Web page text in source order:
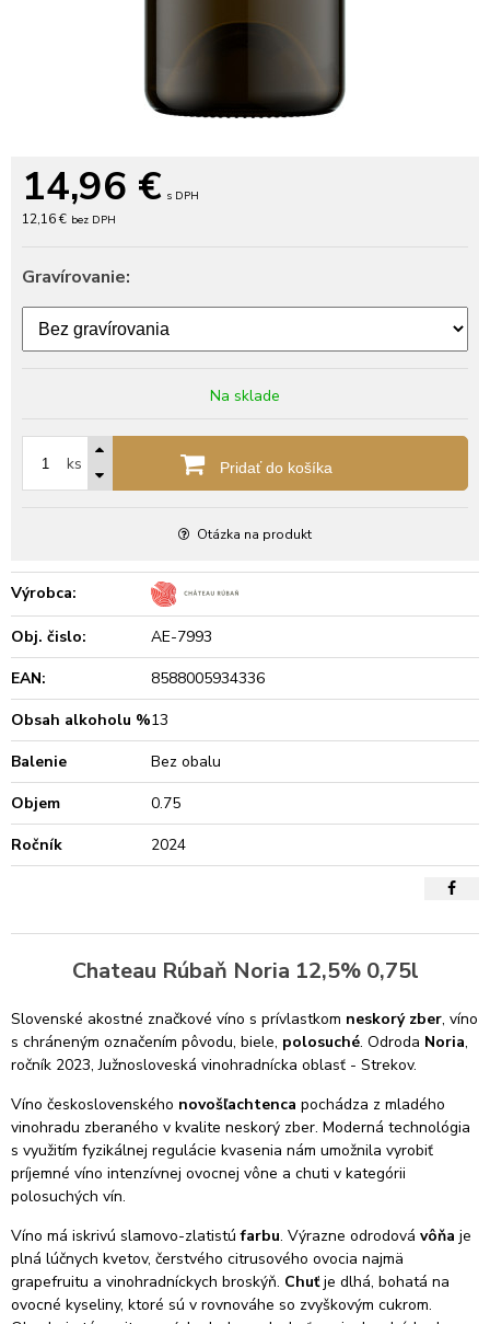
14,96 € s DPH
12,16 € bez DPH
Gravírovanie:
Na sklade
ks Pridať do košíka
Otázka na produkt
Výrobca:
Obj. čislo:
AE-7993
EAN:
8588005934336
Obsah alkoholu %13
Balenie
Bez obalu
Objem
0.75
Ročník
2024
Chateau Rúbaň Noria 12,5% 0,75l
Slovenské akostné značkové víno s prívlastkom neskorý zber, víno
s chráneným označením pôvodu, biele, polosuché. Odroda Noria,
ročník 2023, Južnosloveská vinohradnícka oblasť - Strekov.
Víno československého novošľachtenca pochádza z mladého
vinohradu zberaného v kvalite neskorý zber. Moderná technológia
s využitím fyzikálnej regulácie kvasenia nám umožnila vyrobiť
príjemné víno intenzívnej ovocnej vône a chuti v kategórii
polosuchých vín.
Víno má iskrivú slamovo-zlatistúfarbu. Výrazne odrodová vôňa je
plná lúčnych kvetov, čerstvého citrusového ovocia najmä
grapefruitu a vinohradníckych broskýň. Chuťje dlhá, bohatá na
ovocné kyseliny, ktoré sú v rovnováhe so zvyškovým cukrom.